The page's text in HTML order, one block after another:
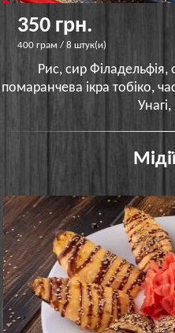
350 грн.
400 грам / 8 штук(и)
Рис, сир Філадельфія,
помаранчева ікра тобіко,